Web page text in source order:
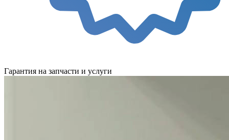
Гарантия на запчасти и услуги